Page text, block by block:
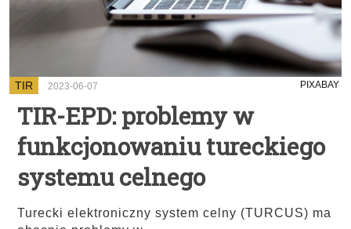
TIR 2023-06-07 PIXABAY
TIR-EPD: problemy w
funkcjonowaniu tureckiego
systemu celnego
Turecki elektroniczny system celny (TURCUS) ma